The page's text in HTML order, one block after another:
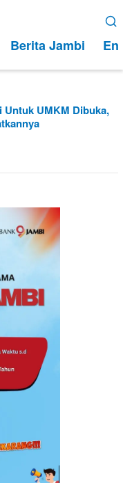
Berita Jambi
Untuk UMKM Dibuka,